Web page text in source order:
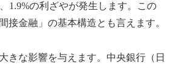
1.9%の利ざやが発生します。この
接金融」の基本構造とも言えます。
きな影響を与えます。中央銀行（日